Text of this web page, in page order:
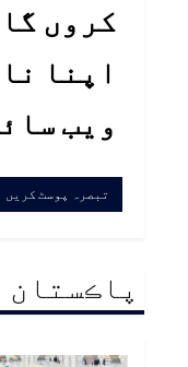
کروں
اپنا
ویب
پاڪستان